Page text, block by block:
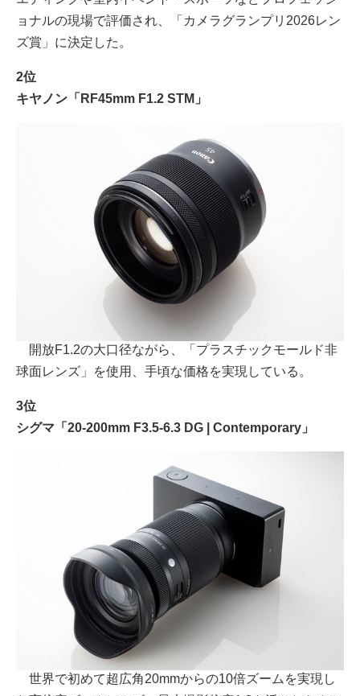
ョナルの現場で評価され、「カメラグランプリ2026レン
ズ賞」に決定した。
2位
キヤノン「RF45mm F1.2 STM」
開放F1.2の大口径ながら、「プラスチックモールド非
球面レンズ」を使用、手頃な価格を実現している。
3位
シグマ「20-200mm F3.5-6.3 DG | Contemporary」
世界で初めて超広角20mmからの10倍ズームを実現し